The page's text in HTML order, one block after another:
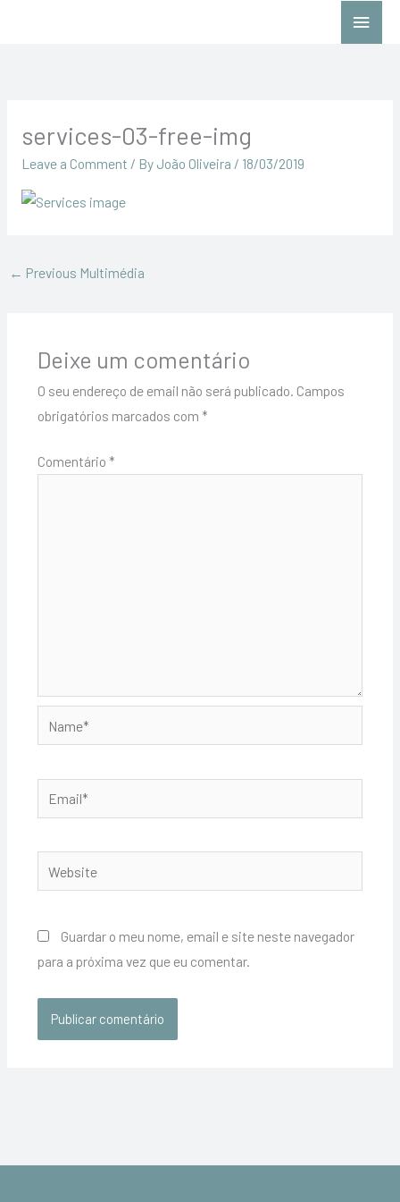
Main
services-03-free-img
Leave a Comment / By João Oliveira / 18/03/2019
← Previous Multimédia
Deixe um comentário
O seu endereço de email não será publicado. Campos
obrigatórios marcados com *
Comentário *
Guardar o meu nome, email e site neste navegador
para a próxima vez que eu comentar.